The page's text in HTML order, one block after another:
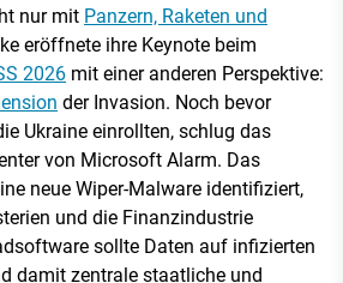
nur mit Panzern, Raketen und
eröffnete ihre Keynote beim
2026 mit einer anderen Perspektive:
der Invasion. Noch bevor
Ukraine einrollten, schlug das
von Microsoft Alarm. Das
neue Wiper-Malware identifiziert,
und die Finanzindustrie
sollte Daten auf infizierten
damit zentrale staatliche und